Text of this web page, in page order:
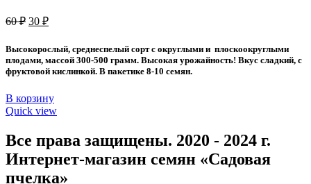
60₽ Первоначальная
составляла
60 ₽.
30 ₽Текущая
30 ₽.
Высокорослый, среднеспелый сорт с округлыми и плоскоокруглыми
плодами, массой 300-500 грамм. Высокая урожайность! Вкус сладкий, с
фруктовой кислинкой. В пакетике 8-10 семян.
В корзину
Quick view
Все права защищены. 2020 - 2024 г.
Интернет-магазин семян «Садовая
пчелка»